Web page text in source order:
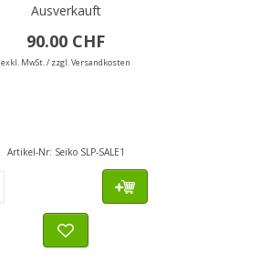
Ausverkauft
90.00 CHF
exkl. MwSt. / zzgl. Versandkosten
Artikel-Nr: Seiko SLP-SALE1